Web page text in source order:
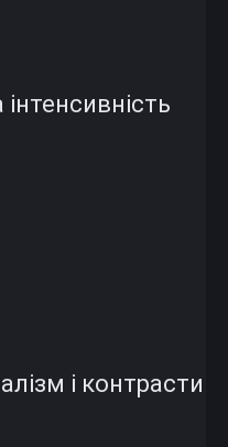
і контрасти